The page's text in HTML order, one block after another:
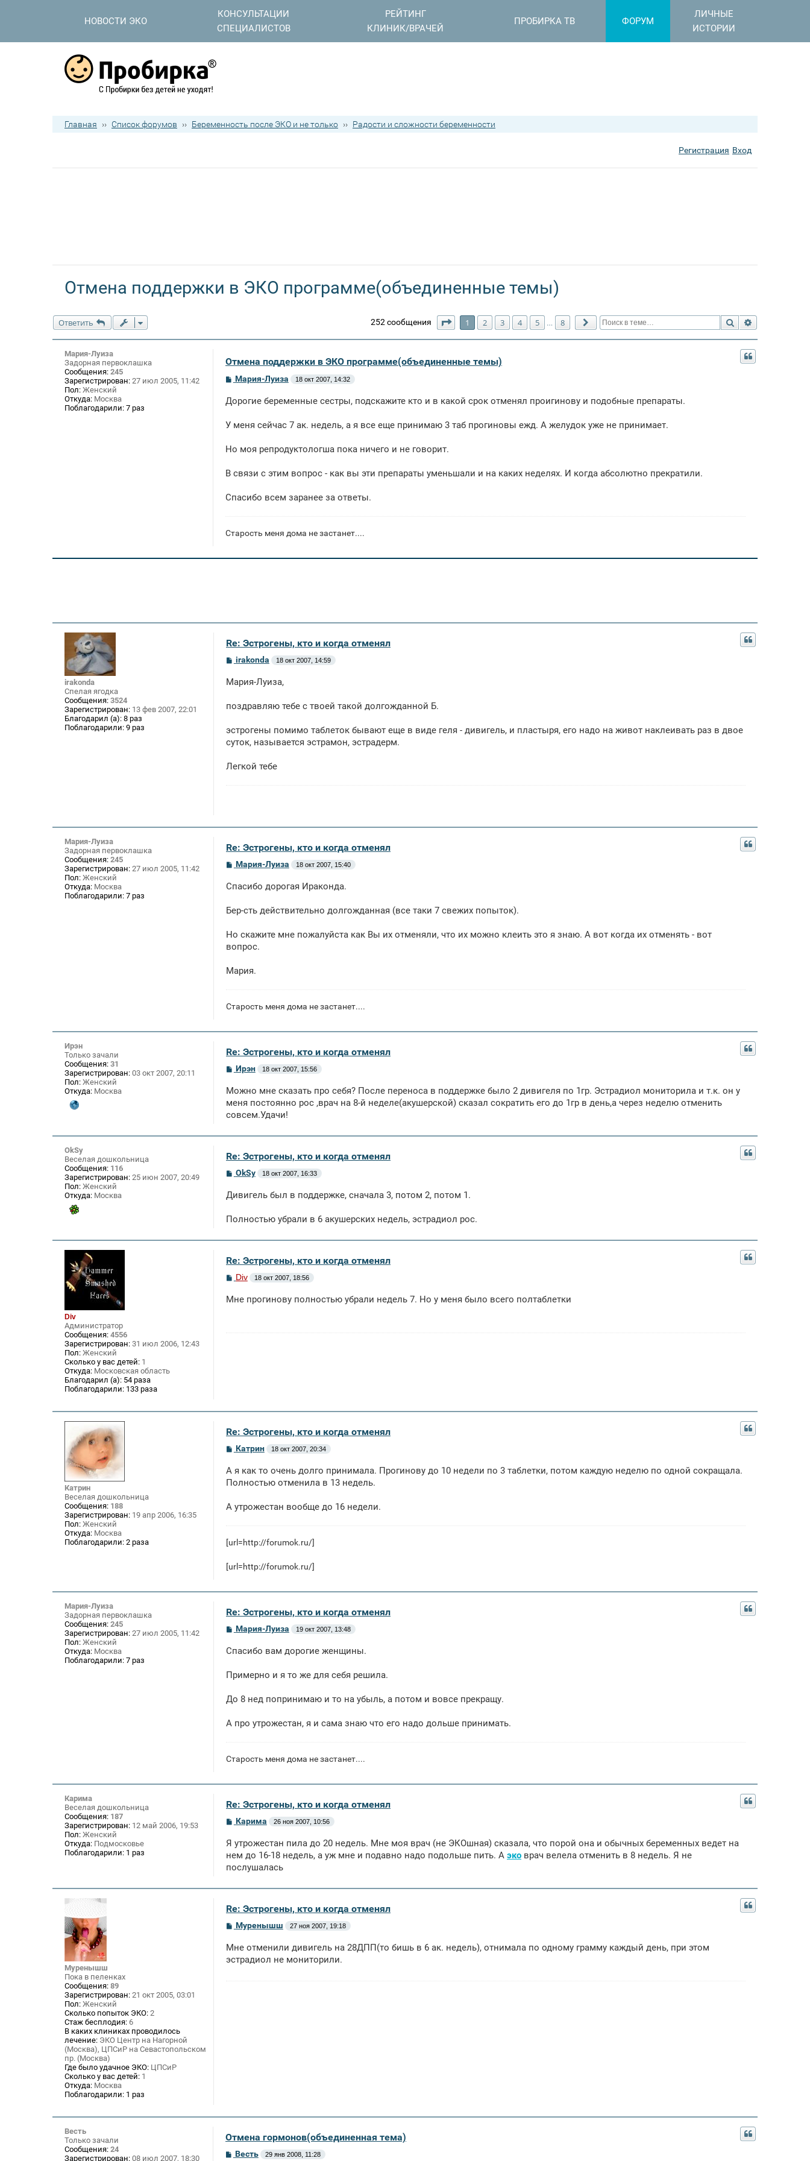
НОВОСТИ ЭКО
КОНСУЛЬТАЦИИ
СПЕЦИАЛИСТОВ
РЕЙТИНГ
КЛИНИК/ВРАЧЕЙ
ПРОБИРКА ТВ ФОРУМ
ЛИЧНЫЕ
ИСТОРИИ
Главная ›› Список форумов ›› Беременность после ЭКО и не только ›› Радости и сложности беременности
Регистрация Вход
Отмена поддержки в ЭКО программе(объединенные темы)
Ответить Поиск
252 сообщения Страница из
1 2 3 4 5 … 8 След.
Мария-Луиза
Задорная первоклашка
Сообщения: 245
Зарегистрирован: 27 июл 2005, 11:42
Пол: Женский
Откуда: Москва
Поблагодарили: 7 раз
Отмена поддержки в ЭКО программе(объединенные темы)
С
б
н
Мария-Луиза 18 окт 2007, 14:32
Дорогие беременные сестры, подскажите кто и в какой срок отменял проигинову и подобные препараты.
У меня сейчас 7 ак. недель, а я все еще принимаю 3 таб прогиновы ежд. А желудок уже не принимает.
Но моя репродуктологша пока ничего и не говорит.
В связи с этим вопрос - как вы эти препараты уменьшали и на каких неделях. И когда абсолютно прекратили.
Спасибо всем заранее за ответы.
Старость меня дома не застанет....
irakonda
Спелая ягодка
Сообщения: 3524
Зарегистрирован: 13 фев 2007, 22:01
Благодарил (а): 8 раз
Поблагодарили: 9 раз
Re: Эстрогены, кто и когда отменял
С
б
н
irakonda 18 окт 2007, 14:59
Мария-Луиза,
поздравляю тебе с твоей такой долгожданной Б.
эстрогены помимо таблеток бывают еще в виде геля - дивигель, и пластыря, его надо на живот наклеивать раз в двое
суток, называется эстрамон, эстрадерм.
Легкой тебе
Мария-Луиза
Задорная первоклашка
Сообщения: 245
Зарегистрирован: 27 июл 2005, 11:42
Пол: Женский
Откуда: Москва
Поблагодарили: 7 раз
Re: Эстрогены, кто и когда отменял
С
б
н
Мария-Луиза 18 окт 2007, 15:40
Спасибо дорогая Ираконда.
Бер-сть действительно долгожданная (все таки 7 свежих попыток).
Но скажите мне пожалуйста как Вы их отменяли, что их можно клеить это я знаю. А вот когда их отменять - вот
вопрос.
Мария.
Старость меня дома не застанет....
Ирэн
Только зачали
Сообщения: 31
Зарегистрирован: 03 окт 2007, 20:11
Пол: Женский
Откуда: Москва
Re: Эстрогены, кто и когда отменял
С
б
щ
н
е
Ирэн 18 окт 2007, 15:56
Можно мне сказать про себя? После переноса в поддержке было 2 дивигеля по 1гр. Эстрадиол мониторила и т.к. он у
меня постоянно рос ,врач на 8-й неделе(акушерской) сказал сократить его до 1гр в день,а через неделю отменить
совсем.Удачи!
OkSy
Веселая дошкольница
Сообщения: 116
Зарегистрирован: 25 июн 2007, 20:49
Пол: Женский
Откуда: Москва
Re: Эстрогены, кто и когда отменял
С
б
н
е
OkSy 18 окт 2007, 16:33
Дивигель был в поддержке, сначала 3, потом 2, потом 1.
Полностью убрали в 6 акушерских недель, эстрадиол рос.
Div
Администратор
Сообщения: 4556
Зарегистрирован: 31 июл 2006, 12:43
Пол: Женский
Сколько у вас детей: 1
Откуда: Московская область
Благодарил (а): 54 раза
Поблагодарили: 133 раза
Re: Эстрогены, кто и когда отменял
С
б
Div 18 окт 2007, 18:56
Мне прогинову полностью убрали недель 7. Но у меня было всего полтаблетки
Катрин
Веселая дошкольница
Сообщения: 188
Зарегистрирован: 19 апр 2006, 16:35
Пол: Женский
Откуда: Москва
Поблагодарили: 2 раза
Re: Эстрогены, кто и когда отменял
С
б
щ
и
Катрин 18 окт 2007, 20:34
А я как то очень долго принимала. Прогинову до 10 недели по 3 таблетки, потом каждую неделю по одной сокращала.
Полностью отменила в 13 недель.
А утрожестан вообще до 16 недели.
[url=http://forumok.ru/]
[url=http://forumok.ru/]
Мария-Луиза
Задорная первоклашка
Сообщения: 245
Зарегистрирован: 27 июл 2005, 11:42
Пол: Женский
Откуда: Москва
Поблагодарили: 7 раз
Re: Эстрогены, кто и когда отменял
С
б
н
Мария-Луиза 19 окт 2007, 13:48
Спасибо вам дорогие женщины.
Примерно и я то же для себя решила.
До 8 нед попринимаю и то на убыль, а потом и вовсе прекращу.
А про утрожестан, я и сама знаю что его надо дольше принимать.
Старость меня дома не застанет....
Карима
Веселая дошкольница
Сообщения: 187
Зарегистрирован: 12 май 2006, 19:53
Пол: Женский
Откуда: Подмосковье
Поблагодарили: 1 раз
Re: Эстрогены, кто и когда отменял
С
б
щ
н
е
Карима 26 ноя 2007, 10:56
Я утрожестан пила до 20 недель. Мне моя врач (не ЭКОшная) сказала, что порой она и обычных беременных ведет на
нем до 16-18 недель, а уж мне и подавно надо подольше пить. А эко врач велела отменить в 8 недель. Я не
послушалась
Муренышш
Пока в пеленках
Сообщения: 89
Зарегистрирован: 21 окт 2005, 03:01
Пол: Женский
Сколько попыток ЭКО: 2
Стаж бесплодия: 6
В каких клиниках проводилось
лечение: ЭКО Центр на Нагорной
(Москва), ЦПСиР на Севастопольском
пр. (Москва)
Где было удачное ЭКО: ЦПСиР
Сколько у вас детей: 1
Откуда: Москва
Поблагодарили: 1 раз
Re: Эстрогены, кто и когда отменял
С
б
щ
Муренышш 27 ноя 2007, 19:18
Мне отменили дивигель на 28ДПП(то бишь в 6 ак. недель), отнимала по одному грамму каждый день, при этом
эстрадиол не мониторили.
Весть
Только зачали
Сообщения: 24
Зарегистрирован: 08 июл 2007, 18:30
Отмена гормонов(объединенная тема)
СВесть 29 янв 2008, 11:28